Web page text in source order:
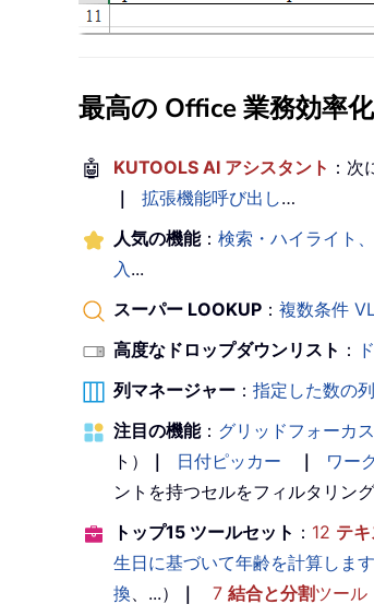
最高の Office 業務効率
🤖 KUTOOLS AI アシスタント ：
｜
拡張機能呼び出し…
人気の機能： 検索・ハイライト
入...
スーパー LOOKUP ： 複数条件
高度なドロップダウンリスト ：
列マネージャー ： 指定した数の
注目の機能： グリッドフォーカス
ト）
｜ 日付ピッカー ｜ ワー
ントを持つセルをフィルタリン
トップ15 ツールセット ： 12 テキ
生日に基づいて年齢を計算します
換、...） ｜ 7 結合と分割ツール